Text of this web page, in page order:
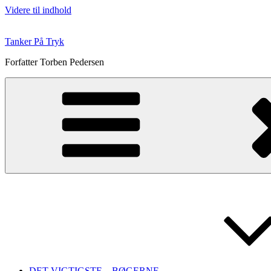
Videre til indhold
Tanker På Tryk
Forfatter Torben Pedersen